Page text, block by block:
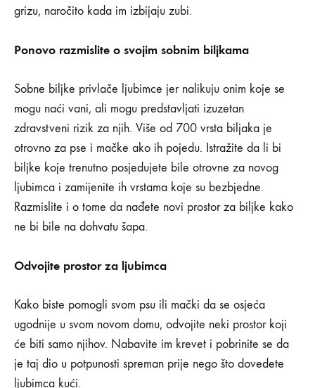
26/11/2019
SHARE
NEMA
KOMENTARA
NA
NAČINA
KAKO
PRIPREMITE
DOM
ZA
KUĆNOG
LJUBIMCA
grizu, naročito kada im izbijaju zubi.
Ponovo razmislite o svojim sobnim biljkama
Sobne biljke privlače ljubimce jer nalikuju onim koje se
mogu naći vani, ali mogu predstavljati izuzetan
zdravstveni rizik za njih. Više od 700 vrsta biljaka je
otrovno za pse i mačke ako ih pojedu. Istražite da li bi
biljke koje trenutno posjedujete bile otrovne za novog
ljubimca i zamijenite ih vrstama koje su bezbjedne.
Razmislite i o tome da nađete novi prostor za biljke kako
ne bi bile na dohvatu šapa.
Odvojite prostor za ljubimca
Kako biste pomogli svom psu ili mački da se osjeća
ugodnije u svom novom domu, odvojite neki prostor koji
će biti samo njihov. Nabavite im krevet i pobrinite se da
je taj dio u potpunosti spreman prije nego što dovedete
ljubimca kući.